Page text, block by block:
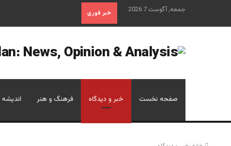
جمعه, آگوست 7 2026 خبر فوری
صفحه نخست خبر و دیدگاه فرهنگ و هنر اندیشه